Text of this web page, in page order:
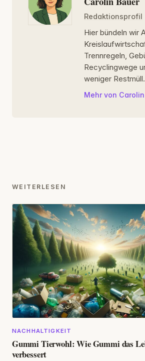
Redaktionsprofil
Hier bündeln wir
Trennregeln,
Recyclingwege
weniger Restmüll.
Mehr von
WEITERLESEN
NACHHALTIGKEIT
Gummi Tierwohl: Wie Gummi das
verbessert